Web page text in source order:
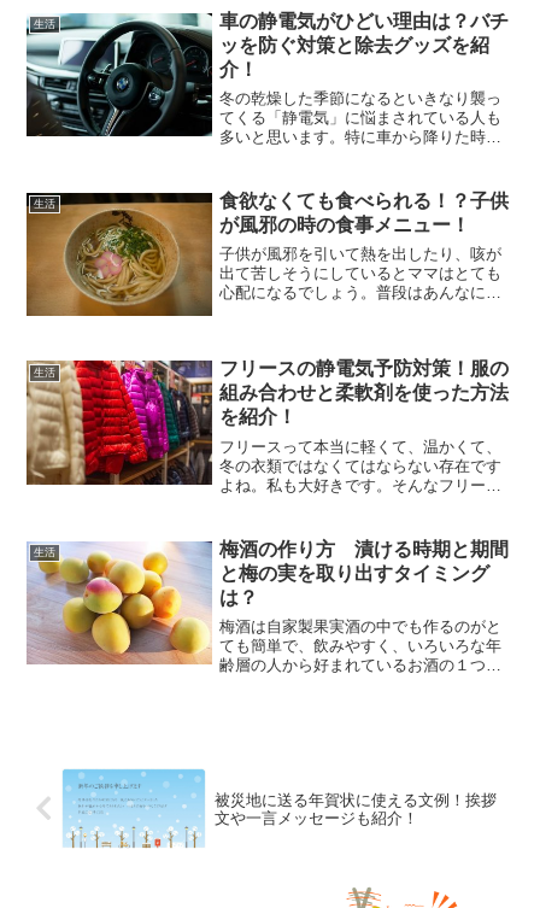
生活
車の静電気がひどい理由は？バチ
ッを防ぐ対策と除去グッズを紹
介！
冬の乾燥した季節になるといきなり襲っ
てくる「静電気」に悩まされている人も
多いと思います。特に車から降りた時の
込みかもしれませんが、車の静電気は特
にひどいように感じます。車...
生活
食欲なくても食べられる！？子供
が風邪の時の食事メニュー！
子供が風邪を引いて熱を出したり、咳が
出て苦しそうにしているとママはとても
心配になるでしょう。普段はあんなによ
弱ってしまい、食欲がなく...
生活
フリースの静電気予防対策！服の
組み合わせと柔軟剤を使った方法
を紹介！
フリースって本当に軽くて、温かくて、
冬の衣類ではなくてはならない存在です
よね。私も大好きです。そんなフリース
クチクとした痛みを感じたりすることは
ありませんか？バチッ！と...
生活
梅酒の作り方 漬ける時期と期間
と梅の実を取り出すタイミング
は？
梅酒は自家製果実酒の中でも作るのがと
ても簡単で、飲みやすく、いろいろな年
齢層の人から好まれているお酒の１つで
被災地に送る年賀状に使える文例！挨拶
文や一言メッセージも紹介！